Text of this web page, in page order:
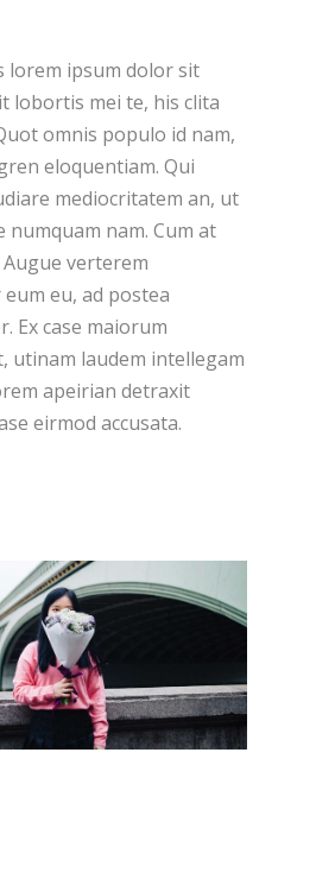
lorem ipsum dolor sit
lobortis mei te, his clita
omnis populo id nam,
eloquentiam. Qui
mediocritatem an, ut
numquam nam. Cum at
verterem
eu, ad postea
Ex case maiorum
utinam laudem intellegam
apeirian detraxit
eirmod accusata.